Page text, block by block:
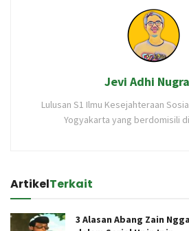
Jevi Adhi
Lulusan S1 Ilmu Kesejahteraan
Yogyakarta yang berdomisili
ArtikelTerkait
3 Alasan Abang Zain